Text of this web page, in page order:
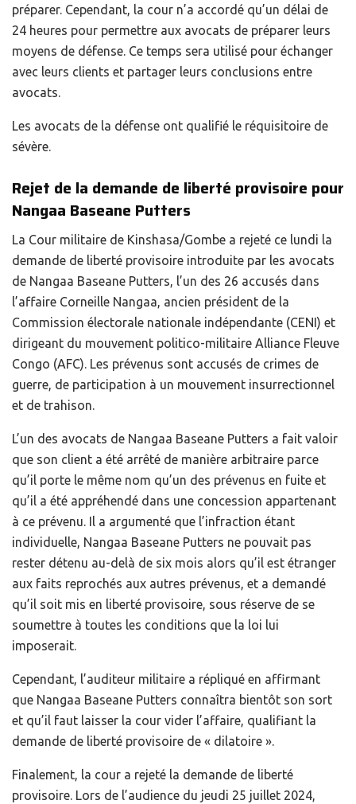
préparer. Cependant, la cour n’a accordé qu’un délai de
24 heures pour permettre aux avocats de préparer leurs
moyens de défense. Ce temps sera utilisé pour échanger
avec leurs clients et partager leurs conclusions entre
avocats.
Les avocats de la défense ont qualifié le réquisitoire de
sévère.
Rejet de la demande de liberté provisoire pour
Nangaa Baseane Putters
La Cour militaire de Kinshasa/Gombe a rejeté ce lundi la
demande de liberté provisoire introduite par les avocats
de Nangaa Baseane Putters, l’un des 26 accusés dans
l’affaire Corneille Nangaa, ancien président de la
Commission électorale nationale indépendante (CENI) et
dirigeant du mouvement politico-militaire Alliance Fleuve
Congo (AFC). Les prévenus sont accusés de crimes de
guerre, de participation à un mouvement insurrectionnel
et de trahison.
L’un des avocats de Nangaa Baseane Putters a fait valoir
que son client a été arrêté de manière arbitraire parce
qu’il porte le même nom qu’un des prévenus en fuite et
qu’il a été appréhendé dans une concession appartenant
à ce prévenu. Il a argumenté que l’infraction étant
individuelle, Nangaa Baseane Putters ne pouvait pas
rester détenu au-delà de six mois alors qu’il est étranger
aux faits reprochés aux autres prévenus, et a demandé
qu’il soit mis en liberté provisoire, sous réserve de se
soumettre à toutes les conditions que la loi lui
imposerait.
Cependant, l’auditeur militaire a répliqué en affirmant
que Nangaa Baseane Putters connaîtra bientôt son sort
et qu’il faut laisser la cour vider l’affaire, qualifiant la
demande de liberté provisoire de « dilatoire ».
Finalement, la cour a rejeté la demande de liberté
provisoire. Lors de l’audience du jeudi 25 juillet 2024,